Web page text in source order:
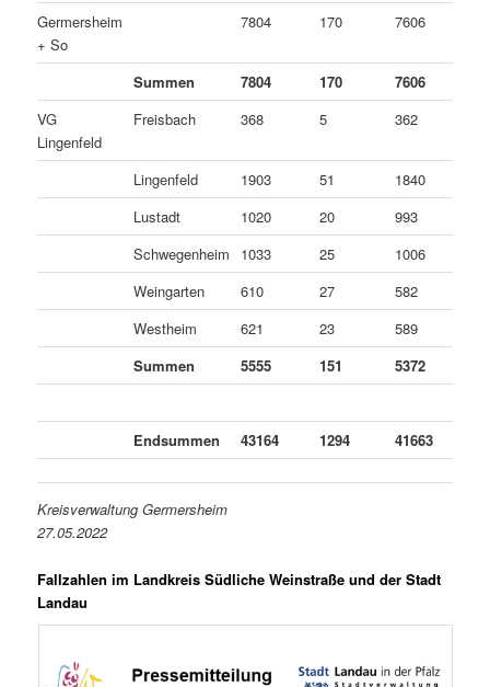
Germersheim
+ So
7804 170 7606
Summen 7804 170 7606
VG
Lingenfeld
Freisbach 368 5 362
Lingenfeld 1903 51 1840
Lustadt
1020 20 993
Schwegenheim
1033 25 1006
Weingarten
610 27 582
Westheim
621 23 589
Summen
5555 151 5372
Endsummen 43164 1294 41663
Kreisverwaltung Germersheim
27.05.2022
Fallzahlen im Landkreis Südliche Weinstraße und der Stadt
Landau